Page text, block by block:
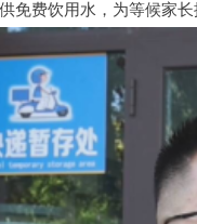
免费饮用水，为等候家